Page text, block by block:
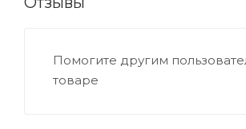
Помогите другим
товаре